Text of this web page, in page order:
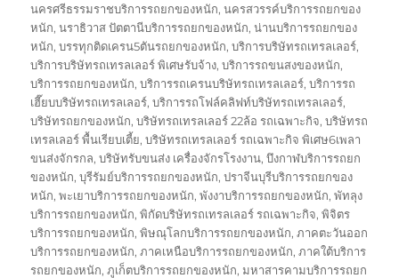
นครศรีธรรมราชบริการรถยกของหนัก,นครสวรรค์บริการรถยกของ
หนัก,นราธิวาส ปัตตานีบริการรถยกของหนัก,น่านบริการรถยกของ
หนัก,บรรทุกติดเครน5ตันรถยกของหนัก,บริการบริษัทรถเทรลเลอร์,
บริการบริษัทรถเทรลเลอร์ พิเศษรับจ้าง,บริการรถขนสงของหนัก,
บริการรถยกของหนัก,บริการรถเครนบริษัทรถเทรลเลอร์,บริการรถ
เฮี๊ยบบริษัทรถเทรลเลอร์,บริการรถโฟล์คลิฟท์บริษัทรถเทรลเลอร์,
บริษัทรถยกของหนัก,บริษัทรถเทรลเลอร์ 22ล้อ รถเฉพาะกิจ,บริษัทรถ
เทรลเลอร์ พื้นเรียบเตี้ย,บริษัทรถเทรลเลอร์ รถเฉพาะกิจ พิเศษ6เพลา
ขนส่งจักรกล,บริษัทรับขนส่ง เครื่องจักรโรงงาน,บึงกาฬบริการรถยก
ของหนัก,บุรีรัมย์บริการรถยกของหนัก,ปราจีนบุรีบริการรถยกของ
หนัก,พะเยาบริการรถยกของหนัก,พังงาบริการรถยกของหนัก,พัทลุง
บริการรถยกของหนัก,พิกัดบริษัทรถเทรลเลอร์ รถเฉพาะกิจ,พิจิตร
บริการรถยกของหนัก,พิษณุโลกบริการรถยกของหนัก,ภาคตะวันออก
บริการรถยกของหนัก,ภาคเหนือบริการรถยกของหนัก,ภาคใต้บริการ
รถยกของหนัก,ภูเก็ตบริการรถยกของหนัก,มหาสารคามบริการรถยก